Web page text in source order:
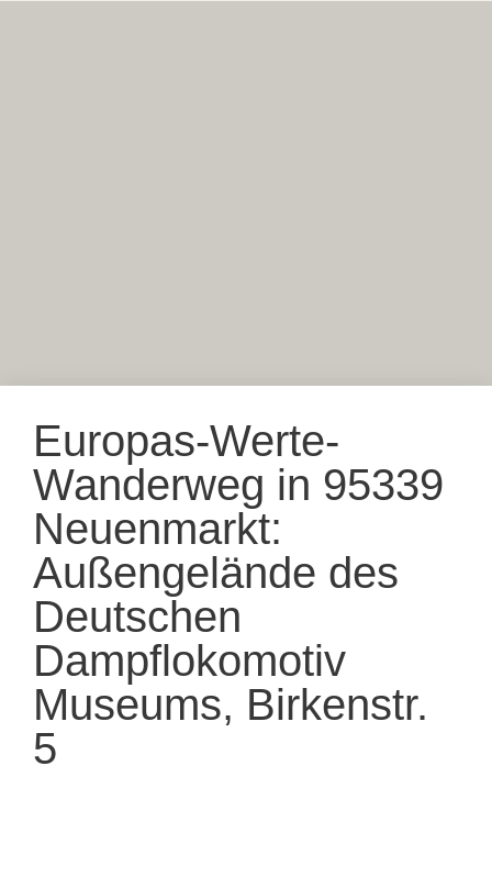
Europas-Werte-
Wanderweg in 95339
Neuenmarkt:
Außengelände des
Deutschen
Dampflokomotiv
Museums, Birkenstr.
5